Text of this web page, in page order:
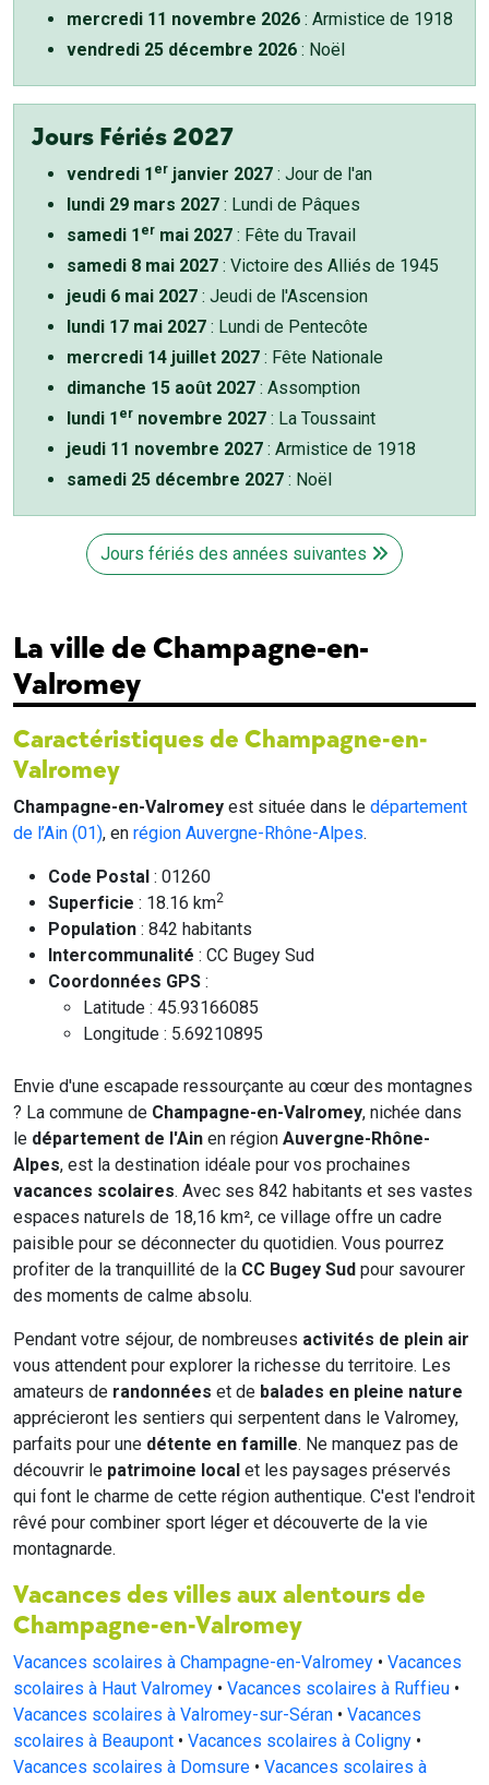
mercredi 11 novembre 2026 : Armistice de 1918
vendredi 25 décembre 2026 : Noël
Jours Fériés 2027
vendredi 1 er janvier 2027 : Jour de l'an
lundi 29 mars 2027 : Lundi de Pâques
samedi 1 er mai 2027 : Fête du Travail
samedi 8 mai 2027 : Victoire des Alliés de 1945
jeudi 6 mai 2027 : Jeudi de l'Ascension
lundi 17 mai 2027 : Lundi de Pentecôte
mercredi 14 juillet 2027 : Fête Nationale
dimanche 15 août 2027 : Assomption
lundi 1 er novembre 2027 : La Toussaint
jeudi 11 novembre 2027 : Armistice de 1918
samedi 25 décembre 2027 : Noël
Jours fériés des années suivantes
La ville de Champagne-en-
Valromey
Caractéristiques de Champagne-en-
Valromey
Champagne-en-Valromey est située dans le département
de l’Ain (01), en région Auvergne-Rhône-Alpes.
Code Postal : 01260
Superficie : 18.16 km2
Population : 842 habitants
Intercommunalité : CC Bugey Sud
Coordonnées GPS :
Latitude : 45.93166085
Longitude : 5.69210895
Envie d'une escapade ressourçante au cœur des montagnes
? La commune de Champagne-en-Valromey, nichée dans
le département de l'Ain en région Auvergne-Rhône-
Alpes, est la destination idéale pour vos prochaines
vacances scolaires. Avec ses 842 habitants et ses vastes
espaces naturels de 18,16 km², ce village offre un cadre
paisible pour se déconnecter du quotidien. Vous pourrez
profiter de la tranquillité de la CC Bugey Sud pour savourer
des moments de calme absolu.
Pendant votre séjour, de nombreuses activités de plein air
vous attendent pour explorer la richesse du territoire. Les
amateurs de randonnées et de balades en pleine nature
apprécieront les sentiers qui serpentent dans le Valromey,
parfaits pour une détente en famille. Ne manquez pas de
découvrir le patrimoine local et les paysages préservés
qui font le charme de cette région authentique. C'est l'endroit
rêvé pour combiner sport léger et découverte de la vie
montagnarde.
Vacances des villes aux alentours de
Champagne-en-Valromey
Vacances scolaires à Champagne-en-Valromey • Vacances
scolaires à Haut Valromey • Vacances scolaires à Ruffieu •
Vacances scolaires à Valromey-sur-Séran • Vacances
scolaires à Beaupont • Vacances scolaires à Coligny •
Vacances scolaires à Domsure • Vacances scolaires à